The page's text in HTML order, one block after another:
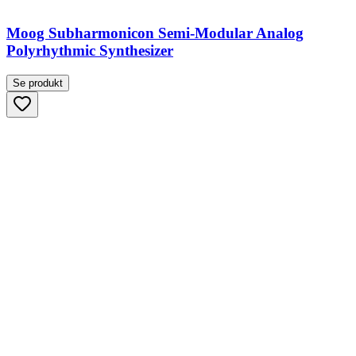
Moog Subharmonicon Semi-Modular Analog
Polyrhythmic Synthesizer
Se produkt